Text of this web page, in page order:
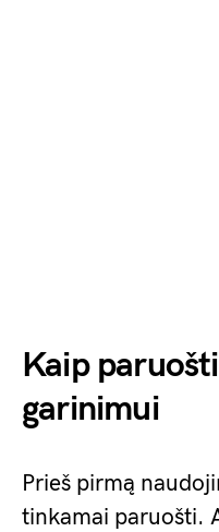
Kaip
garinimui
Prieš pirmą
tinkamai paruošti.